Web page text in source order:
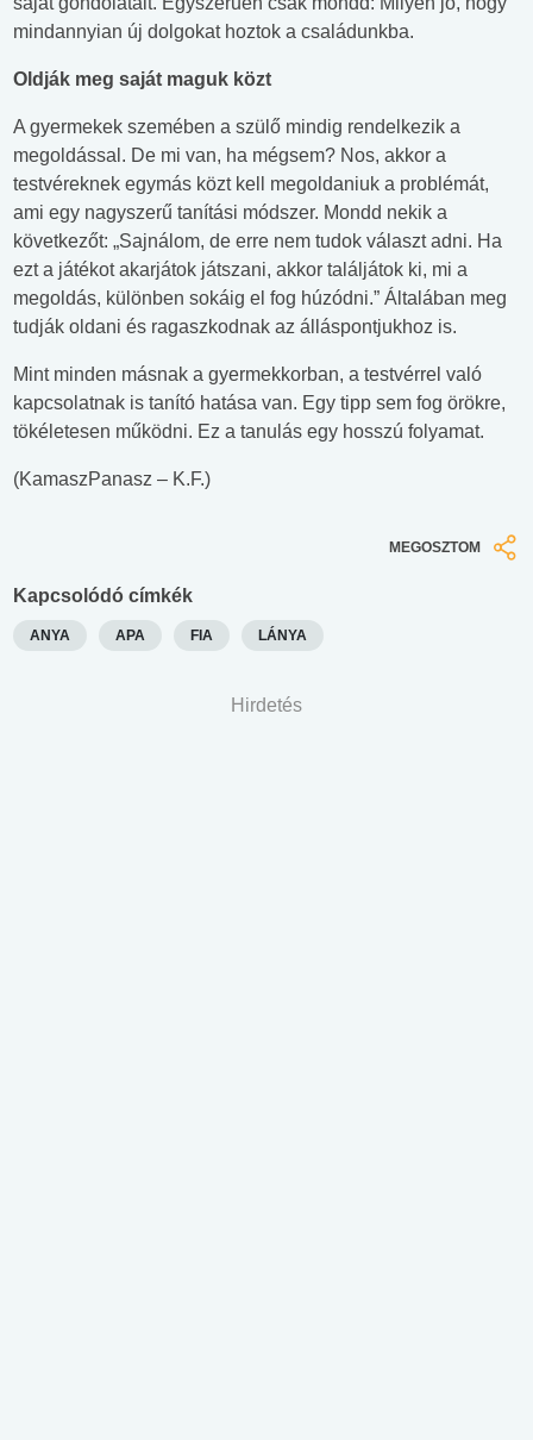
mindannyian új dolgokat hoztok a családunkba.
Oldják meg saját maguk közt
A gyermekek szemében a szülő mindig rendelkezik a
megoldással. De mi van, ha mégsem? Nos, akkor a
testvéreknek egymás közt kell megoldaniuk a problémát,
ami egy nagyszerű tanítási módszer. Mondd nekik a
következőt: „Sajnálom, de erre nem tudok választ adni. Ha
ezt a játékot akarjátok játszani, akkor találjátok ki, mi a
megoldás, különben sokáig el fog húzódni.” Általában meg
tudják oldani és ragaszkodnak az álláspontjukhoz is.
Mint minden másnak a gyermekkorban, a testvérrel való
kapcsolatnak is tanító hatása van. Egy tipp sem fog örökre,
tökéletesen működni. Ez a tanulás egy hosszú folyamat.
(KamaszPanasz – K.F.)
MEGOSZTOM
Kapcsolódó címkék
ANYA APA FIA LÁNYA
Hirdetés